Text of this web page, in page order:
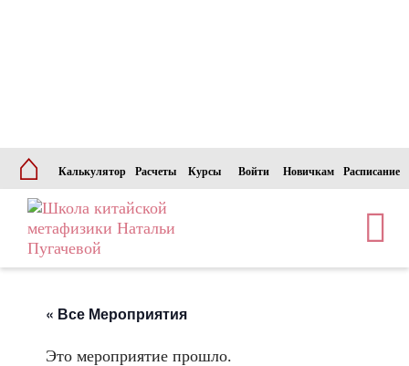
⌂ Калькулятор Расчеты Курсы Войти Новичкам Расписание
« Все Мероприятия
Это мероприятие прошло.